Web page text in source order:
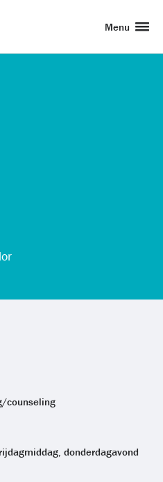
Menu
counseling
donderdagavond